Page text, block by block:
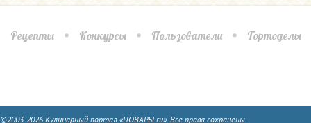
Рецепты Конкурсы Пользователи Тортоделы
©2003-2026 Кулинарный портал «ПОВАРЫ.ru». Все права сохранены.